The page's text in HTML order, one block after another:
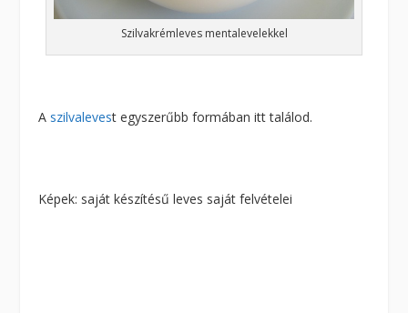
Szilvakrémleves mentalevelekkel
A szilvalevest egyszerűbb formában itt találod.
Képek: saját készítésű leves saját felvételei